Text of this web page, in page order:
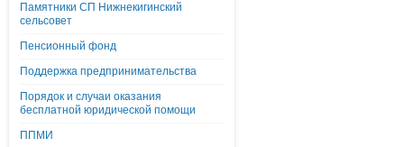
Памятники СП Нижнекигинский
сельсовет
Пенсионный фонд
Поддержка предпринимательства
Порядок и случаи оказания
бесплатной юридической помощи
ППМИ